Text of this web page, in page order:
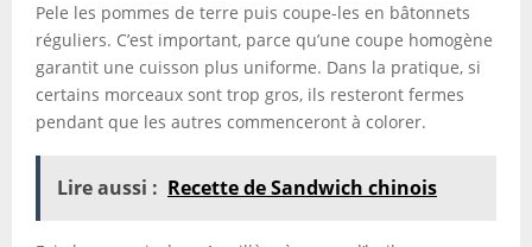
Pele les pommes de terre puis coupe-les en bâtonnets
réguliers. C’est important, parce qu’une coupe homogène
garantit une cuisson plus uniforme. Dans la pratique, si
certains morceaux sont trop gros, ils resteront fermes
pendant que les autres commenceront à colorer.
Lire aussi : Recette de Sandwich chinois